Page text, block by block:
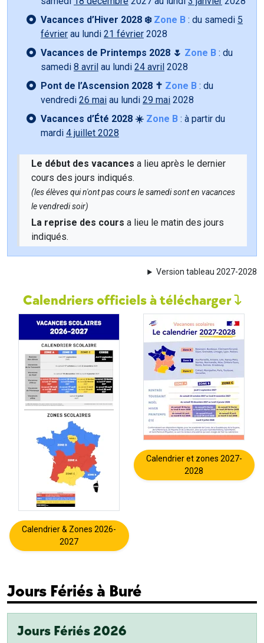
Vacances d’Hiver 2028 ❄️ Zone B : du samedi 5
février au lundi 21 février 2028
Vacances de Printemps 2028 🌷 Zone B : du
samedi 8 avril au lundi 24 avril 2028
Pont de l’Ascension 2028 ✝️ Zone B : du
vendredi 26 mai au lundi 29 mai 2028
Vacances d’Été 2028 ☀️ Zone B : à partir du
mardi 4 juillet 2028
Le début des vacances a lieu après le dernier
cours des jours indiqués.
(les élèves qui n'ont pas cours le samedi sont en vacances
le vendredi soir)
La reprise des cours a lieu le matin des jours
indiqués.
Version tableau 2027-2028
Calendriers officiels à télécharger
Calendrier & Zones 2026-
2027
Calendrier et zones 2027-
2028
Jours Fériés à Buré
Jours Fériés 2026